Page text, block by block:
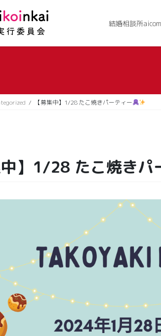
結婚相談所aicom
【募集中】1/28 たこ焼きパーティー
中】1/28 たこ焼きパ